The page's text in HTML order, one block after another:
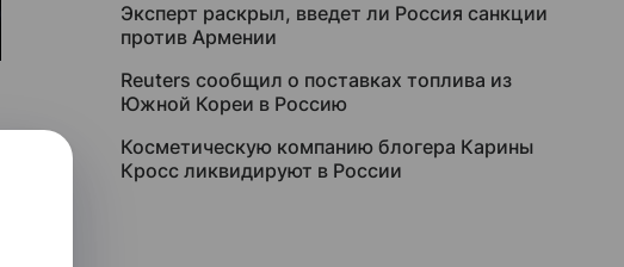
Эксперт раскрыл, введет ли Россия санкции
против Армении
Reuters сообщил о поставках топлива из
Южной Кореи в Россию
Косметическую компанию блогера Карины
Кросс ликвидируют в России